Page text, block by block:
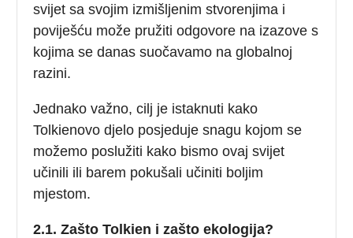
svijet sa svojim izmišljenim stvorenjima i
poviješću može pružiti odgovore na izazove s
kojima se danas suočavamo na globalnoj
razini.
Jednako važno, cilj je istaknuti kako
Tolkienovo djelo posjeduje snagu kojom se
možemo poslužiti kako bismo ovaj svijet
učinili ili barem pokušali učiniti boljim
mjestom.
2.1. Zašto Tolkien i zašto ekologija?